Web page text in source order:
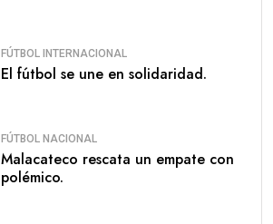
FÚTBOL INTERNACIONAL
El fútbol se une en solidaridad.
FÚTBOL NACIONAL
Malacateco rescata un empate con
polémico.